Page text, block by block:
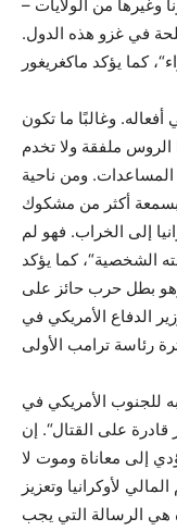
من الولايات –
في غزو هذه الدول.
كما يؤكد ماكغريغور
وغالبًا ما تكون
الروس ملفقة ولا تخدم
ومن ناحية
بسمعة أكثر من مشكوك
إلى الخراب. فهو لم
الشخصية“، كما يؤكد
وهو بطل حرب حائز على
الدفاع الأمريكي في
للجنوب الأمريكي في
قادرة على القتال“. إن
إلى معاناة وموت لا
لأوكرانيا وتعزيز
هي الرسالة التي يجب